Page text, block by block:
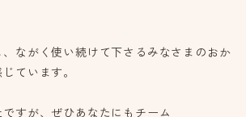
ながく使い続けて下さるみなさまのおか
ています。
すが、ぜひあなたにもチーム